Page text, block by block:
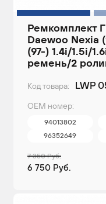
Ремкомплект
Daewoo Nexia
(97-) 1.4i/1.5i/
ремень/2
Код товара: LWP
ОЕМ номер:
94013802
96352649
7 350 Руб.
6 750 Руб.